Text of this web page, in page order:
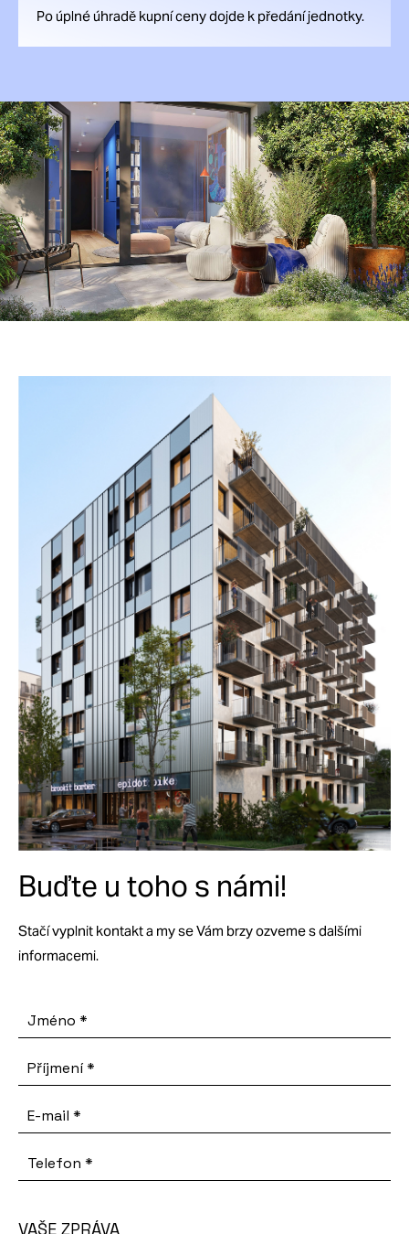
Po úplné úhradě kupní ceny dojde k předání jednotky.
Buďte u toho s námi!
Stačí vyplnit kontakt a my se Vám brzy ozveme s dalšími
informacemi.
Jméno *
Příjmení*
E-mail *
Telefon *
VAŠE ZPRÁVA